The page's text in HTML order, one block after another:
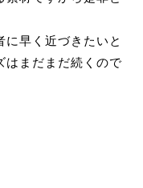
に早く近づきたいと
はまだまだ続くので